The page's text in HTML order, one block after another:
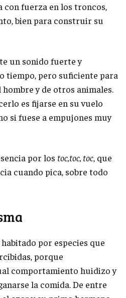
fuerza en los troncos,
bien para construir su
un sonido fuerte y
tiempo, pero suficiente para
y de otros animales.
es fijarse en su vuelo
si fuese a empujones muy
por los toc,toc, toc, que
cuando pica, sobre todo
por especies que
porque
comportamiento huidizo y
la comida. De entre